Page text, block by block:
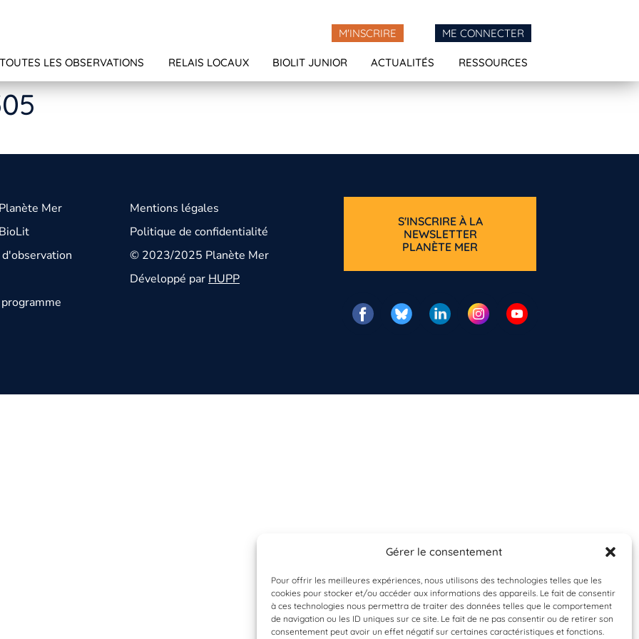
Gérer le consentement
Pour offrir les meilleures expériences, nous utilisons des technologies telles que les
cookies pour stocker et/ou accéder aux informations des appareils. Le fait de consentir
à ces technologies nous permettra de traiter des données telles que le comportement
de navigation ou les ID uniques sur ce site. Le fait de ne pas consentir ou de retirer son
consentement peut avoir un effet négatif sur certaines caractéristiques et fonctions.
M'INSCRIRE ME CONNECTER
TOUTES LES OBSERVATIONS RELAIS LOCAUX BIOLIT JUNIOR ACTUALITÉS RESSOURCES
Mer
Mentions légales
Politique de confidentialité
© 2023/2025 Planète Mer
Développé parHUPP
S'INSCRIRE À LA
NEWSLETTER
PLANÈTE MER